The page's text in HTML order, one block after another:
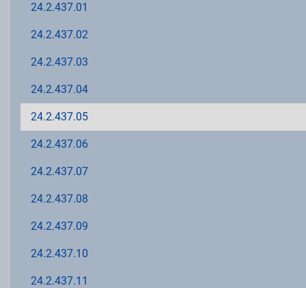
24.2.437.01
24.2.437.02
24.2.437.03
24.2.437.04
24.2.437.05
24.2.437.06
24.2.437.07
24.2.437.08
24.2.437.09
24.2.437.10
24.2.437.11